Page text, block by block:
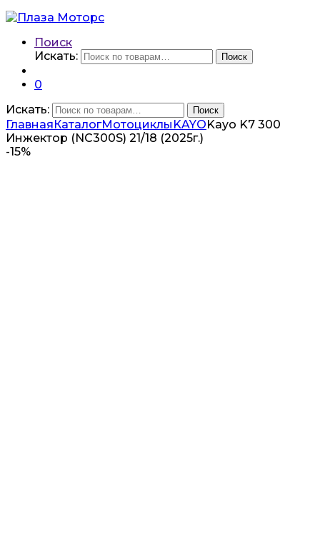
Поиск
Искать:
Поиск
0
Искать:
Поиск
ГлавнаяКаталогМотоциклы KAYOKayo K7 300
Инжектор (NC300S) 21/18 (2025г.)
-15%